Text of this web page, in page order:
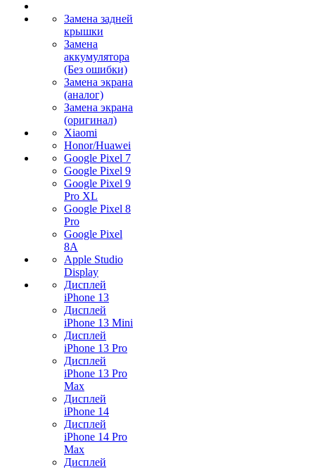
Замена задней
крышки
Замена
аккумулятора
(Без ошибки)
Замена экрана
(аналог)
Замена экрана
(оригинал)
Xiaomi
Honor/Huawei
Google Pixel 7
Google Pixel 9
Google Pixel 9
Pro XL
Google Pixel 8
Pro
Google Pixel
8A
Apple Studio
Display
Дисплей
iPhone 13
Дисплей
iPhone 13 Mini
Дисплей
iPhone 13 Pro
Дисплей
iPhone 13 Pro
Max
Дисплей
iPhone 14
Дисплей
iPhone 14 Pro
Max
Дисплей